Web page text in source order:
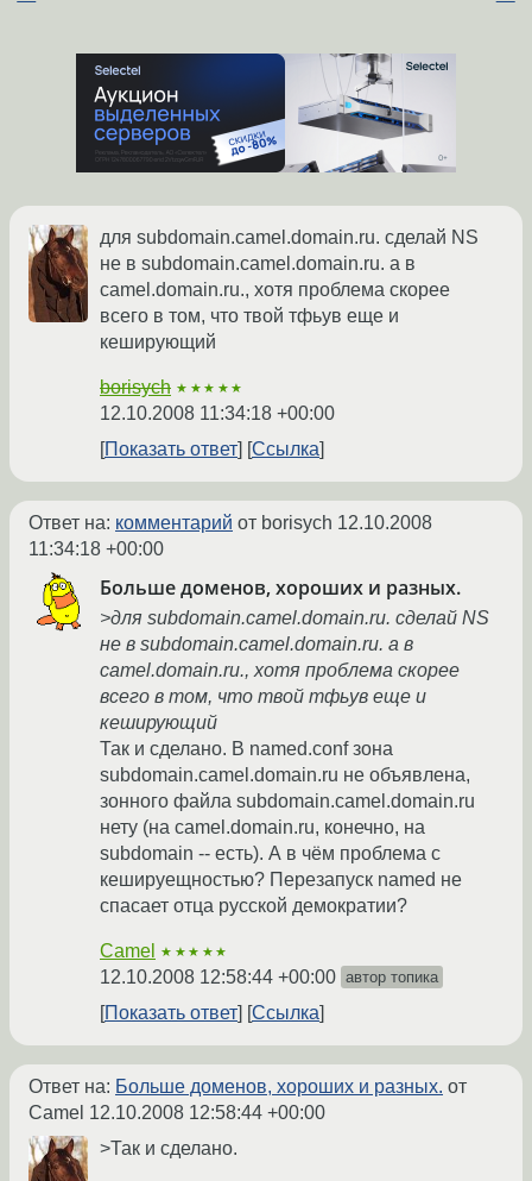
для subdomain.camel.domain.ru. сделай NS
не в subdomain.camel.domain.ru. а в
camel.domain.ru., хотя проблема скорее
всего в том, что твой тфьув еще и
кеширующий
borisych ★★★★★
12.10.2008 11:34:18 +00:00
Показать ответ
Ссылка
Ответ на: комментарий от borisych 12.10.2008
11:34:18 +00:00
Больше доменов, хороших и разных.
>для subdomain.camel.domain.ru. сделай NS
не в subdomain.camel.domain.ru. а в
camel.domain.ru., хотя проблема скорее
всего в том, что твой тфьув еще и
кеширующий
Так и сделано. В named.conf зона
subdomain.camel.domain.ru не объявлена,
зонного файла subdomain.camel.domain.ru
нету (на camel.domain.ru, конечно, на
subdomain -- есть). А в чём проблема с
кешируещностью? Перезапуск named не
спасает отца русской демократии?
Camel ★★★★★
12.10.2008 12:58:44 +00:00 автор топика
Показать ответ Ссылка
Ответ на: Больше доменов, хороших и разных. от
Camel 12.10.2008 12:58:44 +00:00
>Так и сделано.